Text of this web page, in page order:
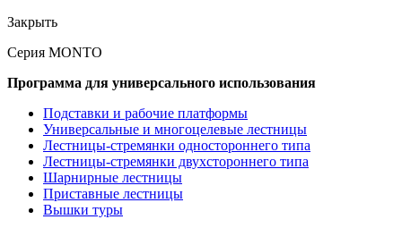
Закрыть
Серия MONTO
Программа для универсального использования
Подставки и рабочие платформы
Универсальные и многоцелевые лестницы
Лестницы-стремянки одностороннего типа
Лестницы-стремянки двухстороннего типа
Шарнирные лестницы
Приставные лестницы
Вышки туры